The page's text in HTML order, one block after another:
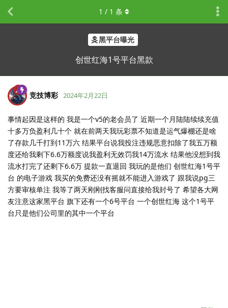
黑平台曝光
创世红海1号平台黑款
1 / 1 条
竞技博彩 2024年2月22日
事情起因是这样的 我是一个v5的老会员了 近期一个月陆陆续续充值
十多万负盈利几十个 就在前两天我玩彩票不知道是运气爆棚还是啥
了存款几千打到11万六 结果平台说我投注违规恶意扣除了我五万额
度还给我剩下6.6万额度说我盈利无效罚我14万流水 结果他没想到我
流水打完了还剩下6.6万 提款一直退回 我玩的是他们 创世红海1号平
台 的电子游戏 我买的免费还没有摇就不能进入游戏了 跟我说pg三
方要审核单注 我等了两天刚刚找客服问直接给我封号了 希望各大网
友注意这家黑平台 旗下还有一个6号平台 一个创世红海 这个1号平
台只是他们公司里的其中一个平台